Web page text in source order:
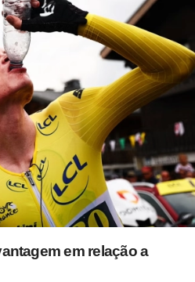
em relação a